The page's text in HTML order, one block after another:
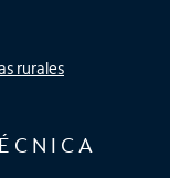
rurales